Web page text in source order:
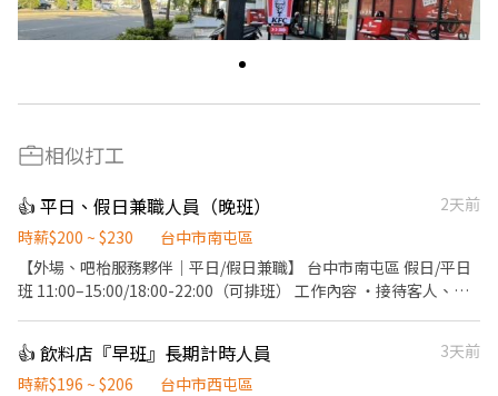
相似打工
👍 平日、假日兼職人員（晚班）
2天前
時薪$200 ~ $230
台中市南屯區
【外場、吧枱服務夥伴｜平日/假日兼職】 台中市南屯區 假日/平日
班 11:00–15:00/18:00-22:00（可排班） 工作內容 ・接待客人、協
良好，可配合時數 福利： 除基本勞健保外，另有供餐、飲料/調飲
提供，並有不定期聚餐
👍 飲料店『早班』長期計時人員
3天前
時薪$196 ~ $206
台中市西屯區